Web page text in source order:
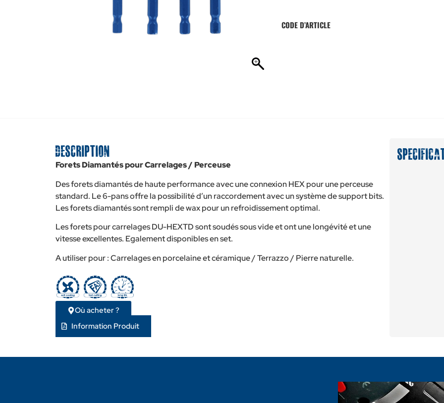
CODE D’ARTICLE
Description
Forets Diamantés pour Carrelages / Perceuse
Des forets diamantés de haute performance avec une connexion HEX pour une perceuse
standard. Le 6-pans offre la possibilité d’un raccordement avec un système de support bits.
Les forets diamantés sont rempli de wax pour un refroidissement optimal.
Les forets pour carrelages DU-HEXTD sont soudés sous vide et ont une longévité et une
vitesse excellentes. Egalement disponibles en set.
A utiliser pour : Carrelages en porcelaine et céramique / Terrazzo / Pierre naturelle.
Où acheter ?
Information Produit